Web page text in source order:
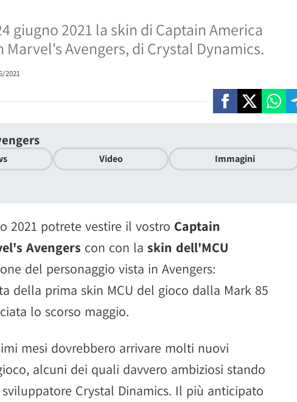
giugno 2021 la skin di Captain America
Avengers, di Crystal Dynamics.
2021
Video Immagini
2021 potrete vestire il vostro Captain
Avengers con con la skin dell'MCU
del personaggio vista in Avengers:
della prima skin MCU del gioco dalla Mark 85
lo scorso maggio.
mesi dovrebbero arrivare molti nuovi
alcuni dei quali davvero ambiziosi stando
Crystal Dinamics. Il più anticipato